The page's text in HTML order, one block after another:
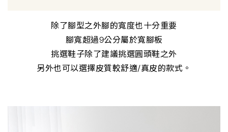
除了腳型之外腳的寬度也十分重要
腳寬超過9公分屬於寬腳板
挑選鞋子除了建議挑選圓頭鞋之外
另外也可以選擇皮質較舒適/真皮的款式。